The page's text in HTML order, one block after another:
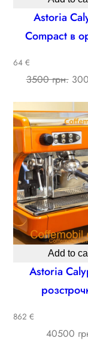
Astoria
Compact в
64 €
3500 грн.
Add to
Astoria
862 €
40500